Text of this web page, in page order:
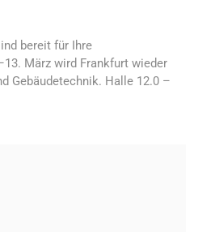
bereit für Ihre
März wird Frankfurt wieder
Gebäudetechnik. Halle 12.0 –